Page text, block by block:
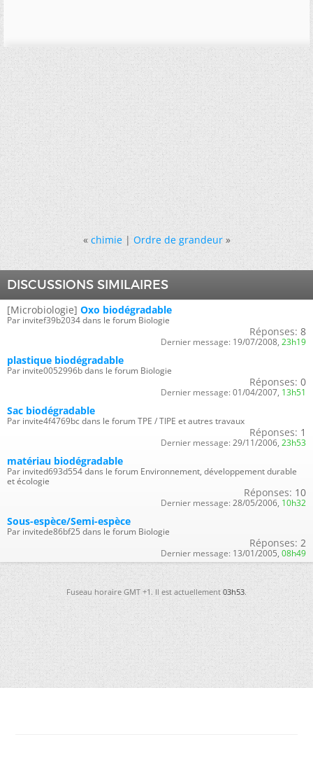
« chimie|Ordre de grandeur »
DISCUSSIONS SIMILAIRES
[Microbiologie] Oxo biodégradable
Par invitef39b2034 dans le forum Biologie
Réponses: 8
Dernier message: 19/07/2008, 23h19
plastique biodégradable
Par invite0052996b dans le forum Biologie
Réponses: 0
Dernier message: 01/04/2007, 13h51
Sac biodégradable
Par invite4f4769bc dans le forum TPE / TIPE et autres travaux
Réponses: 1
Dernier message: 29/11/2006, 23h53
matériau biodégradable
Par invited693d554 dans le forum Environnement, développement durable
et écologie
Réponses: 10
Dernier message: 28/05/2006, 10h32
Sous-espèce/Semi-espèce
Par invitede86bf25 dans le forum Biologie
Réponses: 2
Dernier message: 13/01/2005, 08h49
Fuseau horaire GMT +1. Il est actuellement03h53.